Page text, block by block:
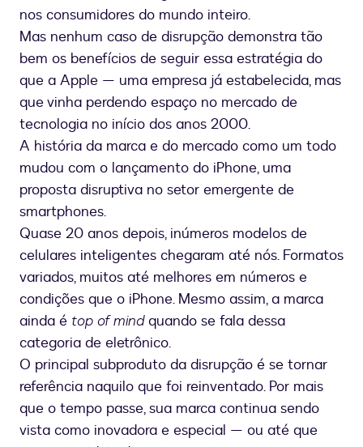
nos consumidores do mundo inteiro.
Mas nenhum caso de disrupção demonstra tão
bem os benefícios de seguir essa estratégia do
que a Apple — uma empresa já estabelecida, mas
que vinha perdendo espaço no mercado de
tecnologia no início dos anos 2000.
A história da marca e do mercado como um todo
mudou com o lançamento do iPhone, uma
proposta disruptiva no setor emergente de
smartphones.
Quase 20 anos depois, inúmeros modelos de
celulares inteligentes chegaram até nós. Formatos
variados, muitos até melhores em números e
condições que o iPhone. Mesmo assim, a marca
ainda é top of mindquando se fala dessa
categoria de eletrônico.
O principal subproduto da disrupção é se tornar
referência naquilo que foi reinventado. Por mais
que o tempo passe, sua marca continua sendo
vista como inovadora e especial — ou até que